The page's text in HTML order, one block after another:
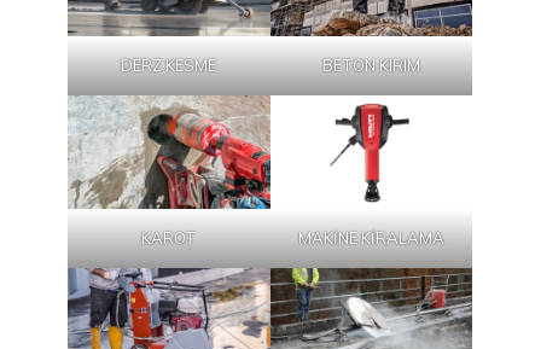
DERZ KESME BETON KIRIM
KAROT MAKİNE KİRALAMA